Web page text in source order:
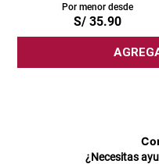
Por menor desde
S/ 35.90
¿Necesitas